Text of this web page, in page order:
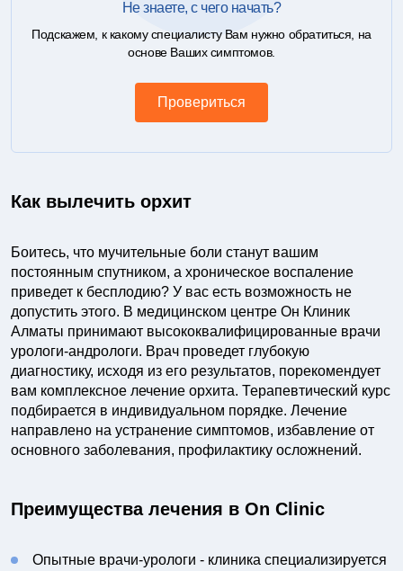
Не знаете, с чего начать?
Подскажем, к какому специалисту Вам нужно обратиться, на
основе Ваших симптомов.
Провериться
Как вылечить орхит
Боитесь, что мучительные боли станут вашим
постоянным спутником, а хроническое воспаление
приведет к бесплодию? У вас есть возможность не
допустить этого. В медицинском центре Он Клиник
Алматы принимают высококвалифицированные врачи
урологи-андрологи. Врач проведет глубокую
диагностику, исходя из его результатов, порекомендует
вам комплексное лечение орхита. Терапевтический курс
подбирается в индивидуальном порядке. Лечение
направлено на устранение симптомов, избавление от
основного заболевания, профилактику осложнений.
Преимущества лечения в On Clinic
Опытные врачи-урологи - клиника специализируется